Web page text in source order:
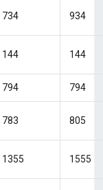
734 934
144 144
794 794
783 805
1355 1555